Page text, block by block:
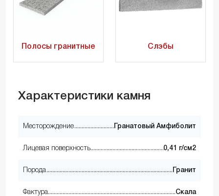
Полосы гранитные Слэбы
Характеристики камня
Месторождение Гранатовый Амфиболит
Лицевая поверхность 0,41 г/см2
Порода Гранит
Фактура Скала